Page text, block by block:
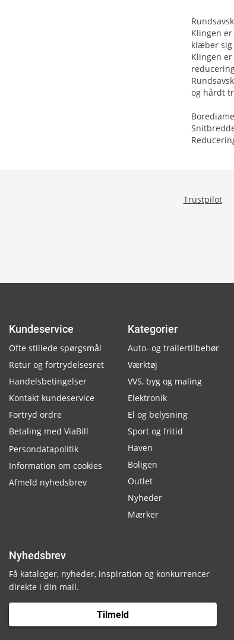
Klingen
klæber sig
Klingen
og hårdt
Trustpilot
Kundeservice
Ofte stillede spørgsmål
Retur og fortrydelsesret
Handelsbetingelser
Kontakt kundeservice
Fortryd ordre
Betaling med ViaBill
Persondatapolitik
Information om cookies
Afmeld nyhedsbrev
Kategorier
Auto- og trailertilbehør
Værktøj
VVS, byg og maling
Elektronik
El og belysning
Sport og fritid
Haven
Boligen
Outlet
Nyheder
Mærker
Nyhedsbrev
Få kataloger, nyheder, inspiration og konkurrencer
direkte i din mail.
Tilmeld